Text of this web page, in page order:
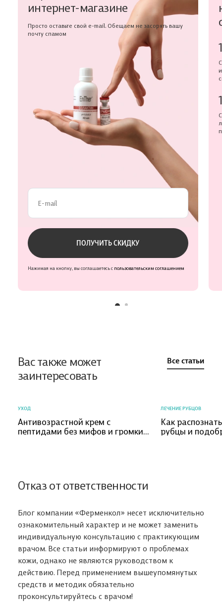
интернет-магазине
Просто оставьте свой e-mail. Обещаем не засорять вашу
почту спамом
ПОЛУЧИТЬ СКИДКУ
Нажимая на кнопку, вы соглашаетесь с пользовательским соглашением
Вас также может
заинтересовать
Все статьи
УХОД
Антивозрастной крем с
пептидами без мифов и громких
ЛЕЧЕНИЕ РУБЦОВ
Как
рубцы и
Отказ от ответственности
Блог компании «Ферменкол» несет исключительно
ознакомительный характер и не может заменить
индивидуальную консультацию с практикующим
врачом. Все статьи информируют о проблемах
кожи, однако не являются руководством к
действию. Перед применением вышеупомянутых
средств и методик обязательно
проконсультируйтесь с врачом!